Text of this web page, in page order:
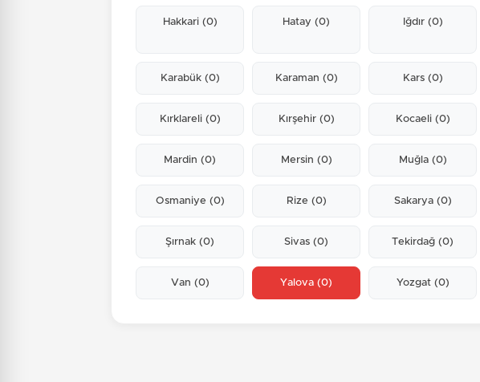
Hakkari (0) Hatay(0) Iğdır (0)
Karabük (0) Karaman (0) Kars (0)
Kırklareli (0) Kırşehir (0) Kocaeli (0)
Mardin(0) Mersin (0) Muğla (0)
Osmaniye (0) Rize (0) Sakarya (0)
Şırnak(0) Sivas(0) Tekirdağ(0)
Van (0) Yalova(0) Yozgat (0)